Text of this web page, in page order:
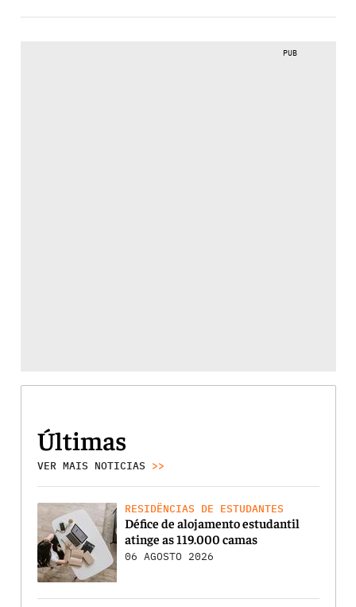
PUB
Últimas
VER MAIS NOTICIAS >>
RESIDÊNCIAS DE ESTUDANTES
Défice de alojamento estudantil
atinge as 119.000 camas
06 AGOSTO 2026